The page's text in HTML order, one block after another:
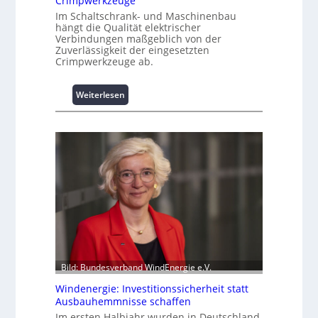
m
L
a
s
t
p
i
z
e
n
m
a
n
a
g
e
m
e
t
h
Im Schaltschrank- und Maschinenbau
hängt die Qualität elektrischer
Verbindungen maßgeblich von der
Zuverlässigkeit der eingesetzten
Crimpwerkzeuge ab.
Weiterlesen:
I
t
e
l
l
i
g
e
n
t
e
N
u
t
Bild: Bundesverband WindEnergie e.V.
Windenergie: Investitionssicherheit statt
Ausbauhemmnisse schaffen